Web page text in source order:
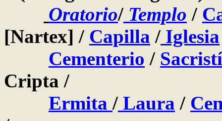
Oratorio/ Templo /
[Nartex] / Capilla / Iglesia
Cementerio /
Cripta /
Ermita / Laura /